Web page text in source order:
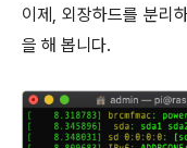
이제, 외장하드를 분리
을 해 봅니다.